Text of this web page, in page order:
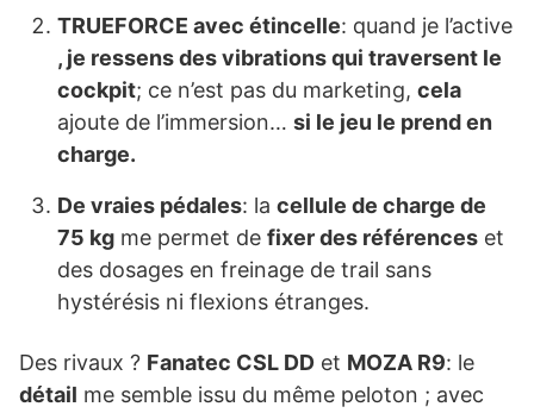
TRUEFORCE avec étincelle: quand je l’active
, je ressens des vibrations qui traversent le
cockpit; ce n’est pas du marketing, cela
ajoute de l’immersion… si le jeu le prend en
charge.
De vraies pédales: la cellule de charge de
75 kg me permet de fixer des références et
des dosages en freinage de trail sans
hystérésis ni flexions étranges.
Des rivaux ? Fanatec CSL DD et MOZA R9: le
détail me semble issu du même peloton ; avec